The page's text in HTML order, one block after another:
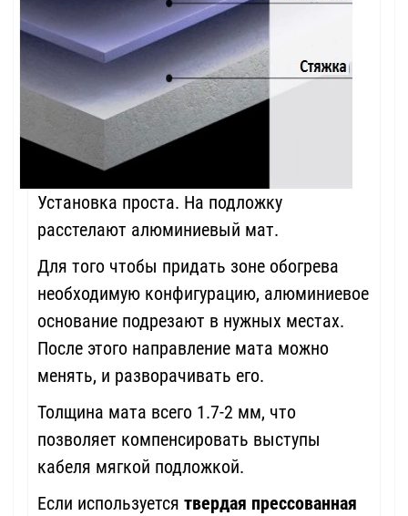
Установка проста. На подложку
расстелают алюминиевый мат.
Для того чтобы придать зоне обогрева
необходимую конфигурацию, алюминиевое
основание подрезают в нужных местах.
После этого направление мата можно
менять, и разворачивать его.
Толщина мата всего 1.7-2 мм, что
позволяет компенсировать выступы
кабеля мягкой подложкой.
Если используется твердая прессованная